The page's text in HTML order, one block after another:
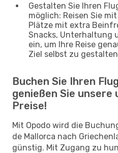
Gestalten Sie Ihren
möglich: Reisen Sie
Plätze mit extra
Snacks, Unterhaltung
ein, um Ihre Reise
Ziel selbst zu
Buchen Sie Ihren
genießen Sie unsere
Preise!
Mit Opodo wird die
de Mallorca nach
günstig. Mit Zugang zu